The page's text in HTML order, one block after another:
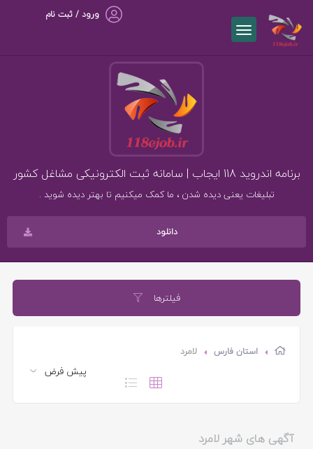
ورود / ثبت نام
برنامه اندروید 118 ایجاب | سامانه ثبت الکترونیکی مشاغل کشور
تبلیغات یعنی دیده شدن ، ما کمک میکنیم تا بهتر دیده شوید .
دانلود
فیلترها
استان فارس لامرد
آگهی های شهر لامرد